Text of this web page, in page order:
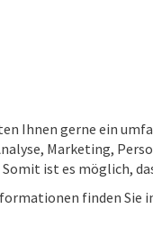
Ihnen gerne ein
Marketing,
Somit ist es möglich,
finden Sie